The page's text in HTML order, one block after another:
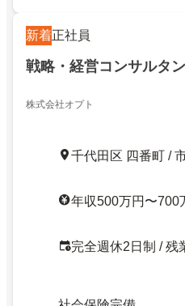
新着正社員
戦略・経営コンサルタ
株式会社オプト
千代田区 四番町 /
年収500万円〜700
完全週休2日制 / 残